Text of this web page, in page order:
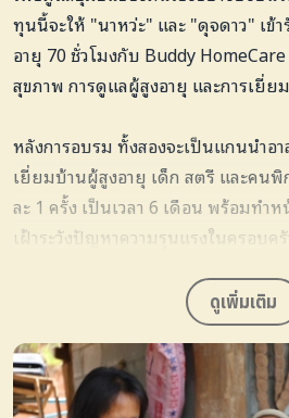
ทุนนี้จะให้ "นาหว่ะ" และ "ดุจดาว" เข้
อายุ 70 ชั่วโมงกับ Buddy
สุขภาพ การดูแลผู้สูงอายุ และการเยี่ย
หลังการอบรม ทั้งสองจะเป็นแกนนำอ
เยี่ยมบ้านผู้สูงอายุ เด็ก สตรี และคน
ละ 1 ครั้ง เป็นเวลา 6 เดือน พร้อมทำ
เฝ้าระวังปัญหาความรุนแรงในครอบค
รายได้ ดูแลครอบครัว และเป็นกำลัง
ชีวิตของคนในชุมชนตนเอง
ดูเพิ่มเติม